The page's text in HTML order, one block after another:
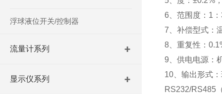
浮球液位开关/控制器
流量计系列
显示仪系列
6、范围度：1
7、补偿型式：
8、重复性：
9、供电电源：
10、输出形式
RS232/RS485